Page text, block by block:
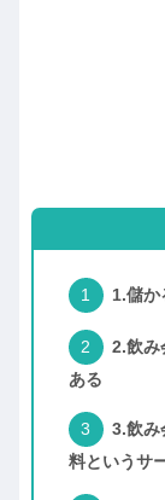
1.儲か
2.飲み
ある
3.飲み
料というサ